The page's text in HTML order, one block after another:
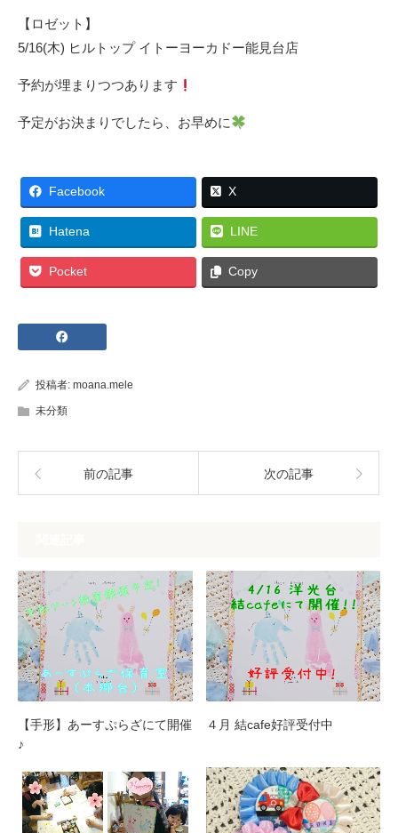
【ロゼット】
5/16(木) ヒルトップ イトーヨーカドー能見台店
予約が埋まりつつあります
予定がお決まりでしたら、お早めに
Facebook X
Hatena LINE
Pocket Copy
投稿者: moana.mele
未分類
前の記事 次の記事
【手形】あーすぷらざにて開催
♪
４月 結cafe好評受付中